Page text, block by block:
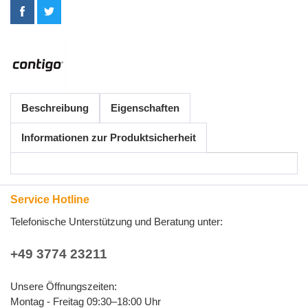
Beschreibung Eigenschaften
Informationen zur Produktsicherheit
Service Hotline
Telefonische Unterstützung und Beratung unter:
+49 3774 23211
Unsere Öffnungszeiten:
Montag - Freitag 09:30–18:00 Uhr